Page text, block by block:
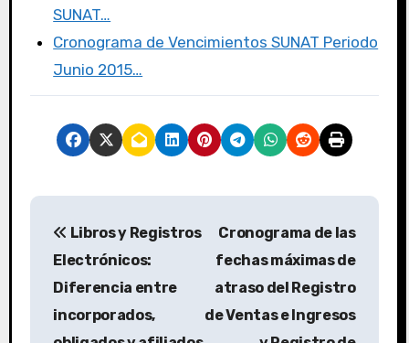
SUNAT…
Cronograma de Vencimientos SUNAT Periodo
Junio 2015…
Libros y Registros
Electrónicos:
Diferencia entre
incorporados,
Cronograma de las
fechas máximas de
atraso del Registro
de Ventas e Ingresos